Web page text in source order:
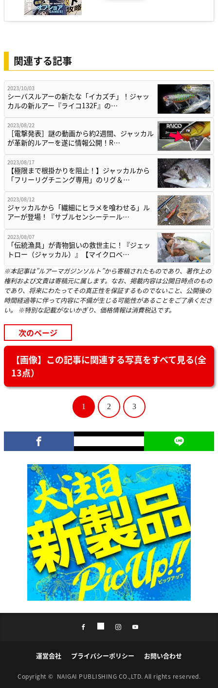
関連する記事
2023/10/03
シーバスルアーの新たな「イカズチ」！ジャッ
カルの新ルアー『ライコ132F』の…
2023/08/22
［電撃発表］謎の動画から約2週間、ジャッカル
が革新的ルアーを遂に情報公開！R…
2023/08/17
【極限まで根掛かりを阻止！】ジャッカルから
「フリーリグチニング専用」のリグ＆…
2023/08/12
ジャッカルから「繊細にヒラメを喰わせる」ル
アーが登場！『サブルセンシーテール…
2023/08/07
「伝統漁具」が青物狙いの救世主に！『ジェッ
トロー（ジャッカル）』【マイクロベ…
※本記事は”ルアーマガジンソルト”から寄稿されたものであり、著作上の
権利および文責は寄稿元に属します。なお、掲載内容は公開日時点のもの
であり、将来にわたってその真正性を保証するものでないこと、公開後の
時間経過等に伴って内容に不備が生じる可能性があることをご了承くださ
い。 ※特別な記載がないかぎり、価格情報は消費税込です。
次のページ
【画像】この記事に関連する写真をすべて見る(全
13点）
1 2 3
運営会社 プライバシーポリシー お問い合わせ
Copyright © NAIGAI PUBLISHING CO.,LTD. All rights reserved.